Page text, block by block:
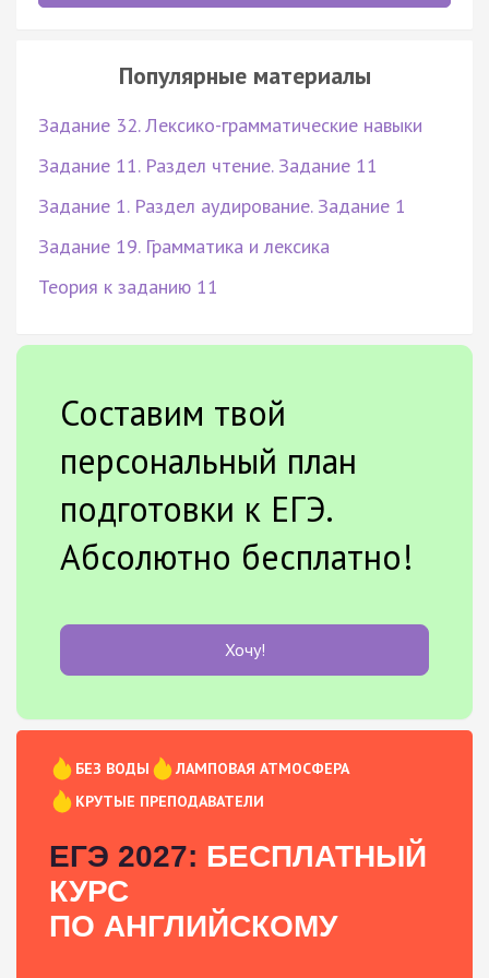
Популярные материалы
Задание 32. Лексико-грамматические навыки
Задание 11. Раздел чтение. Задание 11
Задание 1. Раздел аудирование. Задание 1
Задание 19. Грамматика и лексика
Теория к заданию 11
Составим твой
персональный план
подготовки к ЕГЭ.
Абсолютно бесплатно!
Хочу!
БЕЗ ВОДЫ
ЛАМПОВАЯ АТМОСФЕРА
КРУТЫЕ ПРЕПОДАВАТЕЛИ
ЕГЭ 2027: БЕСПЛАТНЫЙ
КУРС
ПО АНГЛИЙСКОМУ